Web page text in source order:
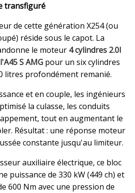
transfiguré
de cette génération X254 (ou
réside sous le capot. La
le moteur 4 cylindres 2.0l
l'A45 S AMG pour un six cylindres
litres profondément remanié.
et en couple, les ingénieurs
la culasse, les conduits
tout en augmentant le
Résultat : une réponse moteur
constante jusqu'au limiteur.
auxiliaire électrique, ce bloc
puissance de 330 kW (449 ch) et
600 Nm avec une pression de